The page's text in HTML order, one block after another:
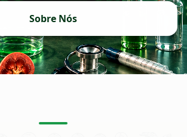
Sobre Nós